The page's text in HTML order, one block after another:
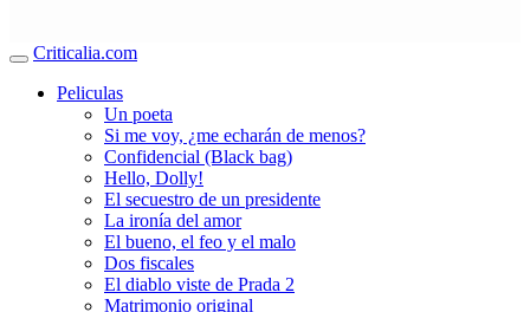
Criticalia.com
Peliculas
Un poeta
Si me voy, ¿me echarán de menos?
Confidencial (Black bag)
Hello, Dolly!
El secuestro de un presidente
La ironía del amor
El bueno, el feo y el malo
Dos fiscales
El diablo viste de Prada 2
Matrimonio original